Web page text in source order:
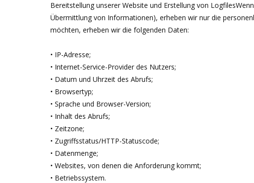
Bereitstellung unserer Website und Erstellung von
Übermittlung von Informationen), erheben wir nur die
möchten, erheben wir die folgenden Daten:
• IP-Adresse;
• Internet-Service-Provider des Nutzers;
• Datum und Uhrzeit des Abrufs;
• Browsertyp;
• Sprache und Browser-Version;
• Inhalt des Abrufs;
• Zeitzone;
• Zugriffsstatus/HTTP-Statuscode;
• Datenmenge;
• Websites, von denen die Anforderung kommt;
• Betriebssystem.